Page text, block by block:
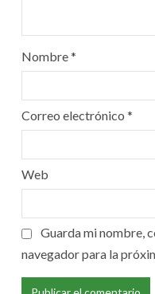
Nombre*
Correo electrónico *
Web
Guarda mi nombre,
navegador para la